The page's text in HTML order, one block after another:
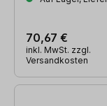
70,67 €
inkl. MwSt. zzgl.
Versandkosten